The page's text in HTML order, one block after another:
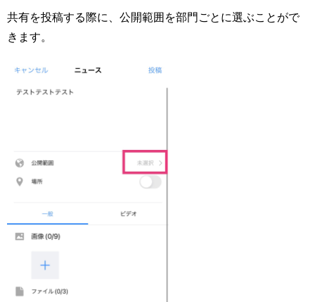
共有を投稿する際に、公開範囲を部門ごとに選ぶことがで
きます。